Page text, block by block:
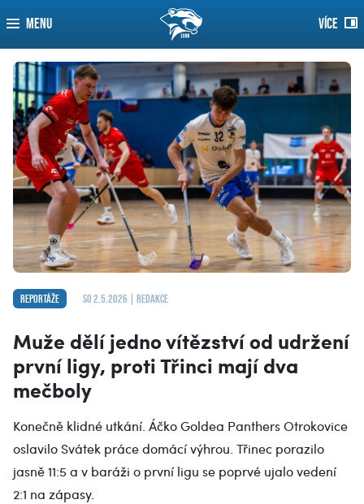
MENU VÍCE
Reportáže so 2.5.2026 | redakce
Muže dělí jedno vítězství od udržení
první ligy, proti Třinci mají dva
mečboly
Konečně klidné utkání. Áčko Goldea Panthers Otrokovice
oslavilo Svátek práce domácí výhrou. Třinec porazilo
jasně 11:5 a v baráži o první ligu se poprvé ujalo vedení
2:1 na zápasy.